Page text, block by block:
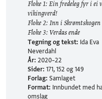
Floke 1: Ein fredeleg fyr i ei
vikingverd!
Floke 2: Inn i Skrømtskogen
Floke 3: Verdas ende
Tegning og tekst: Ida Eva
Neverdahl
År: 2020–22
Sider: 171, 152 og 149
Forlag: Samlaget
Format: Innbundet med
omslag